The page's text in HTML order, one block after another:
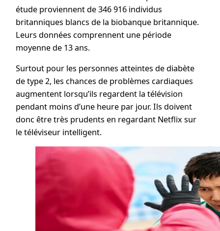
étude proviennent de 346 916 individus
britanniques blancs de la biobanque britannique.
Leurs données comprennent une période
moyenne de 13 ans.
Surtout pour les personnes atteintes de diabète
de type 2, les chances de problèmes cardiaques
augmentent lorsqu’ils regardent la télévision
pendant moins d’une heure par jour. Ils doivent
donc être très prudents en regardant Netflix sur
le téléviseur intelligent.